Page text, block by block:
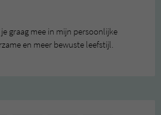
graag mee in mijn persoonlijke
en meer bewuste leefstijl.